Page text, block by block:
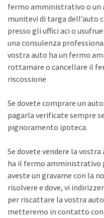
fermo amministrativo o un
munitevi di targa dell’auto
presso gli uffici aci o
una consulenza
vostra auto ha un fermo
rottamare o cancellare il
riscossione
Se dovete comprare un
pagarla verificate sempre
pignoramento ipoteca.
Se dovete vendere la
ha il fermo amministrativo
aveste un gravame con la
risolvere e dove, vi
per riscattare la vostra
metteremo in contatto con